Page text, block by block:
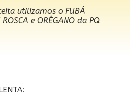
utilizamos o FUBÁ
e ORÉGANO da PQ